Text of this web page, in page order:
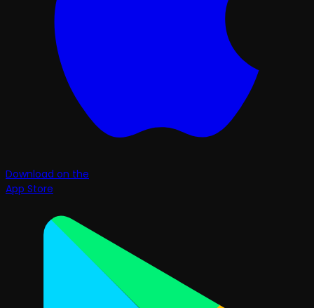
Download on the
App Store